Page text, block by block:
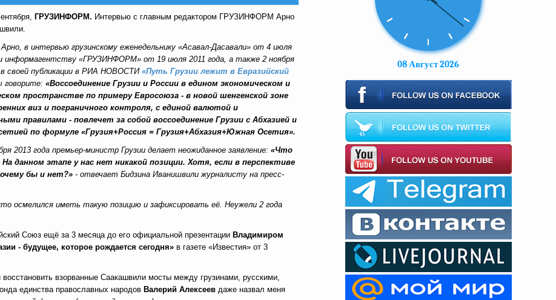
ГРУЗИНФОРМ. Интервью с главным редактором ГРУЗИНФОРМ Арно
Арно, в интервью грузинскому еженедельнику «Асавал-Дасавали» от 4 июля
и информагентству «ГРУЗИНФОРМ» от 19 июля 2011 года, а также 2 ноября
в своей публикации в РИА НОВОСТИ «Путь Грузии лежит в Евразийский
говорите: «Воссоединение Грузии и России в едином экономическом и
пространстве по примеру Евросоюза - в новой шенгенской зоне
виз и пограничного контроля, с единой валютой и
правилами - повлечет за собой воссоединение Грузии с Абхазией и
по формуле «Грузия+Россия = Грузия+Абхазия+Южная Осетия».
2013 года премьер-министр Грузии делает неожиданное заявление: «Что
данном этапе у нас нет никакой позиции. Хотя, если в перспективе
бы и нет?» - отвечает Бидзина Иванишвили журналисту на пресс-
осмелился иметь такую позицию и зафиксировать её. Неужели 2 года
Союз ещё за 3 месяца до его официальной презентации Владимиром
- будущее, которое рождается сегодня» в газете «Известия» от 3
взорванные Саакашвили мосты между грузинами, русскими,
единства православных народов Валерий Алексеев даже назвал меня
08 Август 2026